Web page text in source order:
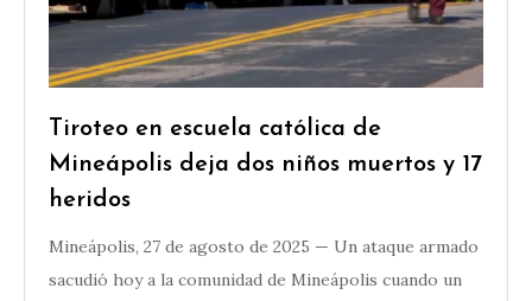
Tiroteo en escuela católica de
Mineápolis deja dos niños muertos y 17
heridos
Mineápolis, 27 de agosto de 2025 — Un ataque armado
sacudió hoy a la comunidad de Mineápolis cuando un